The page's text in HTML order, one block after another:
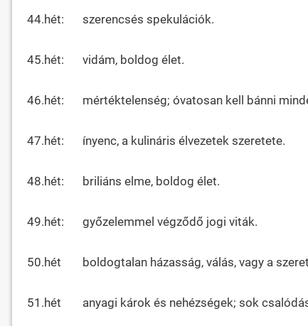
44.hét: szerencsés spekulációk.
45.hét: vidám, boldog élet.
46.hét: mértéktelenség; óvatosan kell bánni
47.hét: ínyenc, a kulináris élvezetek szeretete.
48.hét: briliáns elme, boldog élet.
49.hét: győzelemmel végződő jogi viták.
50.hét boldogtalan házasság, válás, vagy a
51.hét anyagi károk és nehézségek; sok